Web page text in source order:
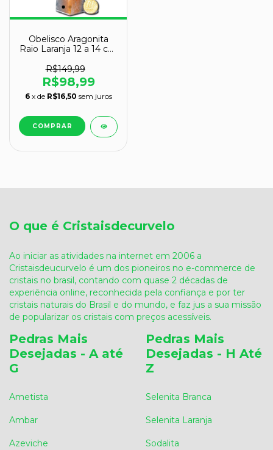
Obelisco Aragonita
Raio Laranja 12 a 14 cm
R$149,99
R$98,99
6 x de R$16,50 sem juros
O que é Cristaisdecurvelo
Ao iniciar as atividades na internet em 2006 a
Cristaisdeucurvelo é um dos pioneiros no e-commerce de
cristais no brasil, contando com quase 2 décadas de
experiência online, reconhecida pela confiança e por ter
cristais naturais do Brasil e do mundo, e faz jus a sua missão
de popularizar os cristais com preços acessíveis.
Pedras Mais
Desejadas - A até
G
Ametista
Ambar
Azeviche
Pedras Mais
Desejadas - H Até
Z
Selenita Branca
Selenita Laranja
Sodalita